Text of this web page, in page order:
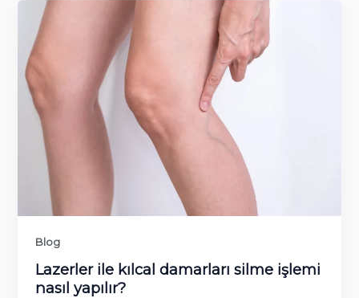
Blog
Lazerler ile kılcal damarları silme işlemi
nasıl yapılır?